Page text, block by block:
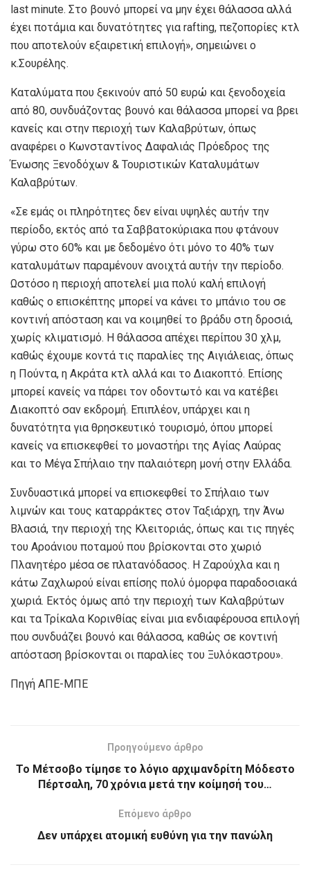
last minute. Στο βουνό μπορεί να μην έχει θάλασσα αλλά
έχει ποτάμια και δυνατότητες για rafting, πεζοπορίες κτλ
που αποτελούν εξαιρετική επιλογή», σημειώνει ο
κ.Σουρέλης.
Καταλύματα που ξεκινούν από 50 ευρώ και ξενοδοχεία
από 80, συνδυάζοντας βουνό και θάλασσα μπορεί να βρει
κανείς και στην περιοχή των Καλαβρύτων, όπως
αναφέρει ο Κωνσταντίνος Δαφαλιάς Πρόεδρος της
Ένωσης Ξενοδόχων & Τουριστικών Καταλυμάτων
Καλαβρύτων.
«Σε εμάς οι πληρότητες δεν είναι υψηλές αυτήν την
περίοδο, εκτός από τα Σαββατοκύριακα που φτάνουν
γύρω στο 60% και με δεδομένο ότι μόνο το 40% των
καταλυμάτων παραμένουν ανοιχτά αυτήν την περίοδο.
Ωστόσο η περιοχή αποτελεί μια πολύ καλή επιλογή
καθώς ο επισκέπτης μπορεί να κάνει το μπάνιο του σε
κοντινή απόσταση και να κοιμηθεί το βράδυ στη δροσιά,
χωρίς κλιματισμό. Η θάλασσα απέχει περίπου 30 χλμ,
καθώς έχουμε κοντά τις παραλίες της Αιγιάλειας, όπως
η Πούντα, η Ακράτα κτλ αλλά και το Διακοπτό. Επίσης
μπορεί κανείς να πάρει τον οδοντωτό και να κατέβει
Διακοπτό σαν εκδρομή. Επιπλέον, υπάρχει και η
δυνατότητα για θρησκευτικό τουρισμό, όπου μπορεί
κανείς να επισκεφθεί το μοναστήρι της Αγίας Λαύρας
και το Μέγα Σπήλαιο την παλαιότερη μονή στην Ελλάδα.
Συνδυαστικά μπορεί να επισκεφθεί το Σπήλαιο των
λιμνών και τους καταρράκτες στον Ταξιάρχη, την Άνω
Βλασιά, την περιοχή της Κλειτοριάς, όπως και τις πηγές
του Αροάνιου ποταμού που βρίσκονται στο χωριό
Πλανητέρο μέσα σε πλατανόδασος. Η Ζαρούχλα και η
κάτω Ζαχλωρού είναι επίσης πολύ όμορφα παραδοσιακά
χωριά. Εκτός όμως από την περιοχή των Καλαβρύτων
και τα Τρίκαλα Κορινθίας είναι μια ενδιαφέρουσα επιλογή
που συνδυάζει βουνό και θάλασσα, καθώς σε κοντινή
απόσταση βρίσκονται οι παραλίες του Ξυλόκαστρου».
Πηγή ΑΠΕ-ΜΠΕ
Προηγούμενο άρθρο
Το Μέτσοβο τίμησε το λόγιο αρχιμανδρίτη Μόδεστο
Πέρτσαλη, 70 χρόνια μετά την κοίμησή του…
Επόμενο άρθρο
Δεν υπάρχει ατομική ευθύνη για την πανώλη